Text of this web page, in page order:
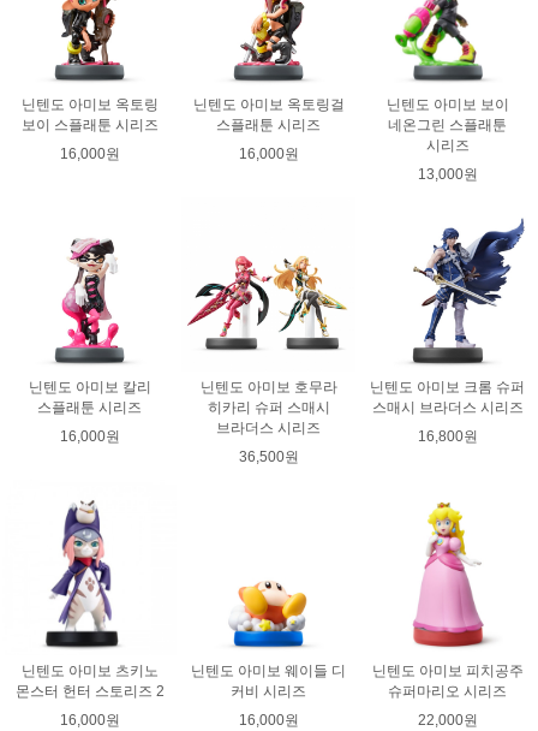
닌텐도 아미보 옥토링
보이 스플래툰 시리즈
16,000원
닌텐도 아미보 옥토링걸
스플래툰 시리즈
16,000원
닌텐도 아미보 보이
네온그린 스플래툰
시리즈
13,000원
닌텐도 아미보 칼리
스플래툰 시리즈
16,000원
닌텐도 아미보 호무라
히카리 슈퍼 스매시
브라더스 시리즈
36,500원
닌텐도 아미보 크롬 슈퍼
스매시 브라더스 시리즈
16,800원
닌텐도 아미보 츠키노
몬스터 헌터 스토리즈 2
16,000원
닌텐도 아미보 웨이들 디
커비 시리즈
16,000원
닌텐도 아미보 피치공주
슈퍼마리오 시리즈
22,000원